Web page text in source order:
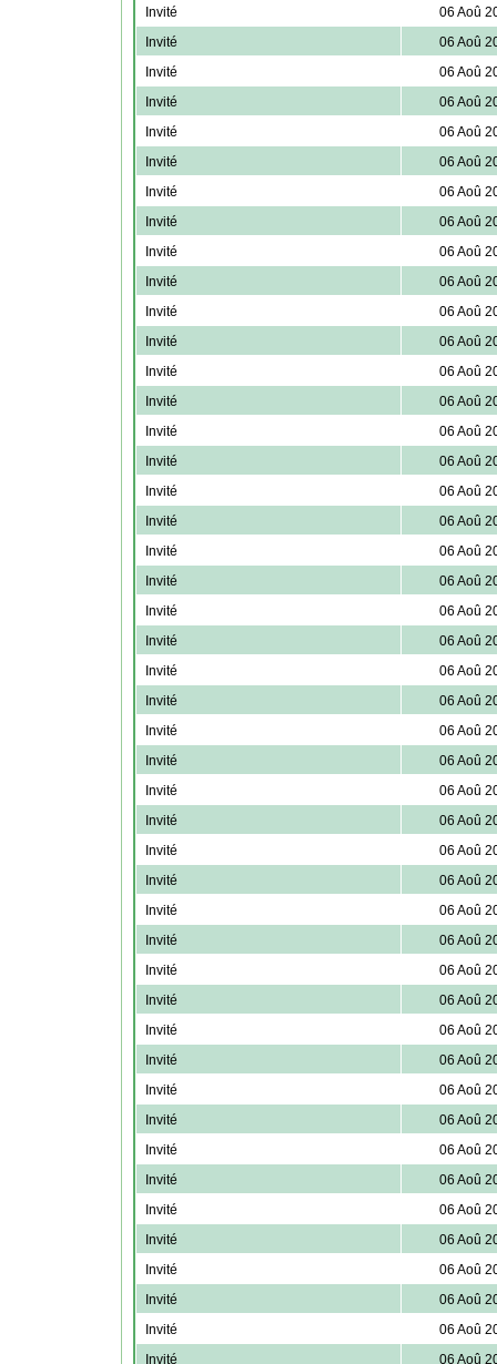
Invité
06 Aoû
Invité
06 Aoû
Invité
06 Aoû
Invité
06 Aoû
Invité
06 Aoû
Invité
06 Aoû
Invité
06 Aoû
Invité
06 Aoû
Invité
06 Aoû
Invité
06 Aoû
Invité
06 Aoû
Invité
06 Aoû
Invité
06 Aoû
Invité
06 Aoû
Invité
06 Aoû
Invité
06 Aoû
Invité
06 Aoû
Invité
06 Aoû
Invité
06 Aoû
Invité
06 Aoû
Invité
06 Aoû
Invité
06 Aoû
Invité
06 Aoû
Invité
06 Aoû
Invité
06 Aoû
Invité
06 Aoû
Invité
06 Aoû
Invité
06 Aoû
Invité
06 Aoû
Invité
06 Aoû
Invité
06 Aoû
Invité
06 Aoû
Invité
06 Aoû
Invité
06 Aoû
Invité
06 Aoû
Invité
06 Aoû
Invité
06 Aoû
Invité
06 Aoû
Invité
06 Aoû
Invité
06 Aoû
Invité
06 Aoû
Invité
06 Aoû
Invité
06 Aoû
Invité
06 Aoû
Invité
06 Aoû
Invité
06 Aoû